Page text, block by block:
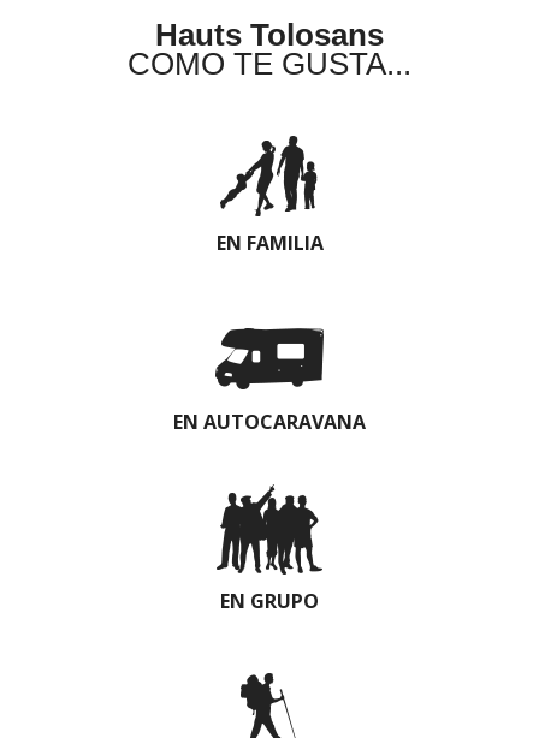
Hauts Tolosans
COMO TE GUSTA...
EN FAMILIA
EN AUTOCARAVANA
EN GRUPO